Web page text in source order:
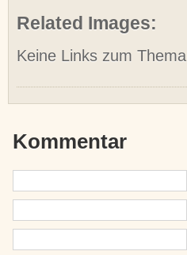
Related Images:
Keine Links zum Thema
Kommentar